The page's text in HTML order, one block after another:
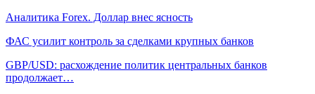
Аналитика Forex. Доллар внес ясность
ФАС усилит контроль за сделками крупных банков
GBP/USD: расхождение политик центральных банков
продолжает…